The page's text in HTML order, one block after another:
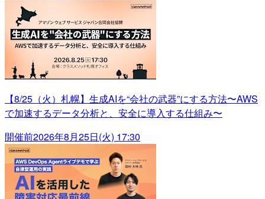
【8/25（火）札幌】生成AIを“会社の武器”にする方法〜AWS
で加速するデータ分析と、安全に導入する仕組み〜
開催前2026年8月25日(火) 17:30